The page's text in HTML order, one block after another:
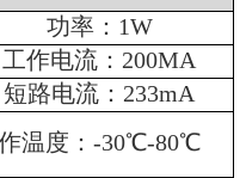
功率：1W
工作电流：200MA
短路电流：233mA
温度：-30℃-80℃